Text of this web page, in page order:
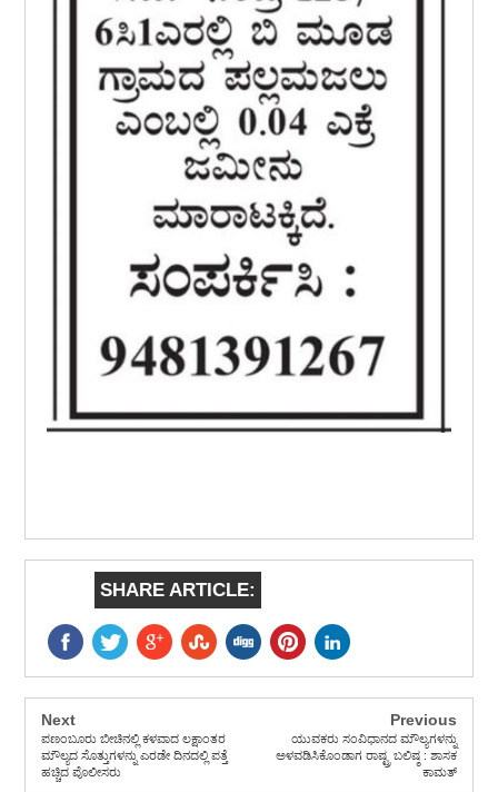
SHARE ARTICLE:
Next
ಪಣಂಬೂರು ಬೀಚಿನಲ್ಲಿ ಕಳವಾದ ಲಕ್ಷಾಂತರ
ಮೌಲ್ಯದ ಸೊತ್ತುಗಳನ್ನು ಎರಡೇ ದಿನದಲ್ಲಿ ಪತ್ತೆ
ಹಚ್ಚಿದ ಪೊಲೀಸರು
Previous
ಯುವಕರು ಸಂವಿಧಾನದ ಮೌಲ್ಯಗಳನ್ನು
ಅಳವಡಿಸಿಕೊಂಡಾಗ ರಾಷ್ಟ್ರ ಬಲಿಷ್ಠ : ಶಾಸಕ
ಕಾಮತ್